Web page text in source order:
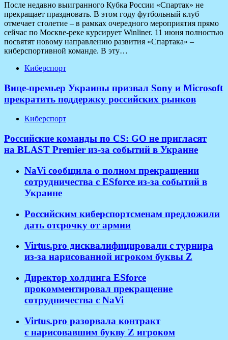
После недавно выигранного Кубка России «Спартак» не
прекращает праздновать. В этом году футбольный клуб
отмечает столетие – в рамках очередного мероприятия прямо
сейчас по Москве-реке курсирует Winliner. 11 июня полностью
посвятят новому направлению развития «Спартака» –
киберспортивной команде. В эту…
Киберспорт
Вице-премьер Украины призвал Sony и Microsoft
прекратить поддержку российских рынков
Киберспорт
Российские команды по CS: GO не пригласят
на BLAST Premier из-за событий в Украине
NaVi сообщила о полном прекращении
сотрудничества с ESforce из-за событий в
Украине
Российским киберспортсменам предложили
дать отсрочку от армии
Virtus.pro дисквалифицировали с турнира
из-за нарисованной игроком буквы Z
Директор холдинга ESforce
прокомментировал прекращение
сотрудничества с NaVi
​Virtus.pro разорвала контракт
с нарисовавшим букву Z игроком